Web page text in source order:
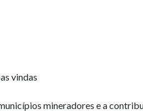
vindas
mineradores e a